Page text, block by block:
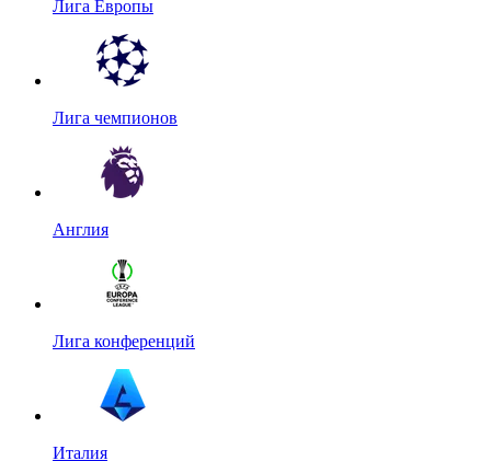
Лига Европы
Лига чемпионов
Англия
Лига конференций
Италия